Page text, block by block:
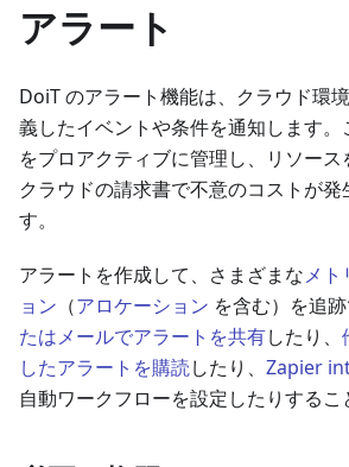
アラート
DoiT のアラート機能は、クラウド環
義したイベントや条件を通知します。
をプロアクティブに管理し、リソース
クラウドの請求書で不意のコストが発
す。
アラートを作成して、さまざまなメト
ョン （アロケーション を含む）を追跡
たはメールでアラートを共有したり、
したアラートを購読したり、 Zapier
自動ワークフローを設定したりするこ